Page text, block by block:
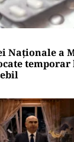
Naționale a